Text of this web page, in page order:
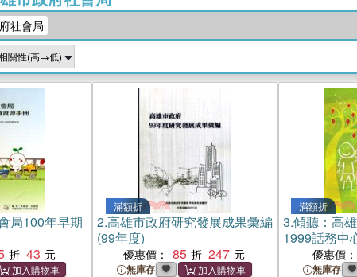
社會局
局100年早期
43
滿額折
2.高雄市政府研究發展成果彙編
(99年度)
優惠價： 85 247
無庫存
滿額折
3.傾聽：高
1999話務中
優惠價：
無庫存